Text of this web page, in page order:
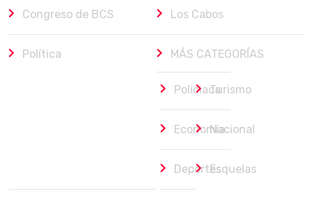
Congreso de BCS Los Cabos
Política MÁS CATEGORÍAS
PoliciacaTurismo
EconomíaNacional
DeportesEsquelas